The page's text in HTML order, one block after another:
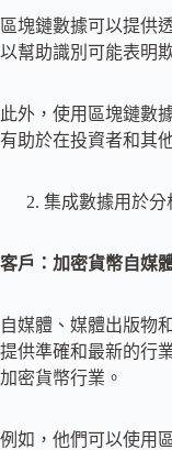
區塊鏈數據可以提供
以幫助識別可能表明
此外，使用區塊鏈數
有助於在投資者和其
集成數據用於分
客戶：加密貨幣自媒
自媒體、媒體出版物
提供準確和最新的行
加密貨幣行業。
例如，他們可以使用